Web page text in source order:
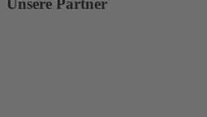
Unsere Partner